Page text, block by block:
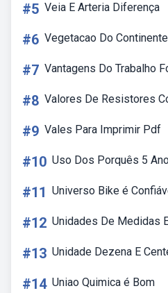
#5 Veia E Arteria Diferença
#6 Vegetacao Do
#7 Vantagens Do Trabalho
#8 Valores De Resistores
#9 Vales Para Imprimir Pdf
#10 Uso Dos Porquês 5
#11 Universo Bike é
#12 Unidades De Medidas
#13 Unidade Dezena E
#14 Uniao Quimica é Bom